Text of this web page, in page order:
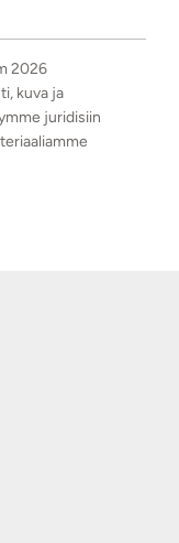
2026
kuva ja
juridisiin